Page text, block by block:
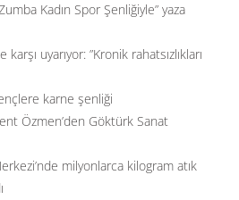
Kadın Spor Şenliğiyle” yaza
karşı uyarıyor: ”Kronik rahatsızlıkları
karne şenliği
Özmen’den Göktürk Sanat
milyonlarca kilogram atık